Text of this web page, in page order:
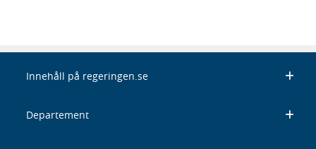
Innehåll på regeringen.se
Departement